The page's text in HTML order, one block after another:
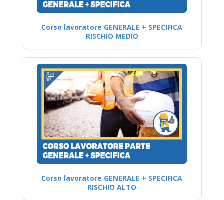
Corso lavoratore GENERALE + SPECIFICA
RISCHIO MEDIO
Corso lavoratore GENERALE + SPECIFICA
RISCHIO ALTO